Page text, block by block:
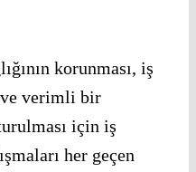
korunması, iş
ve verimli bir
için iş
her geçen